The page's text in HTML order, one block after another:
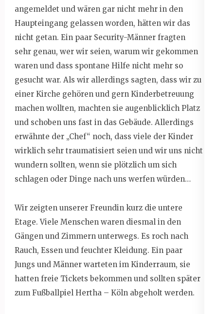
angemeldet und wären gar nicht mehr in den
Haupteingang gelassen worden, hätten wir das
nicht getan. Ein paar Security-Männer fragten
sehr genau, wer wir seien, warum wir gekommen
waren und dass spontane Hilfe nicht mehr so
gesucht war. Als wir allerdings sagten, dass wir zu
einer Kirche gehören und gern Kinderbetreuung
machen wollten, machten sie augenblicklich Platz
und schoben uns fast in das Gebäude. Allerdings
erwähnte der „Chef“ noch, dass viele der Kinder
wirklich sehr traumatisiert seien und wir uns nicht
wundern sollten, wenn sie plötzlich um sich
schlagen oder Dinge nach uns werfen würden…
Wir zeigten unserer Freundin kurz die untere
Etage. Viele Menschen waren diesmal in den
Gängen und Zimmern unterwegs. Es roch nach
Rauch, Essen und feuchter Kleidung. Ein paar
Jungs und Männer warteten im Kinderraum, sie
hatten freie Tickets bekommen und sollten später
zum Fußballpiel Hertha – Köln abgeholt werden.